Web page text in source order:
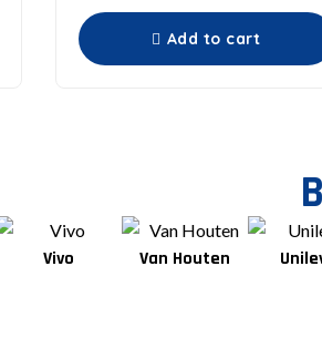
Add to cart
Vivo Van Houten